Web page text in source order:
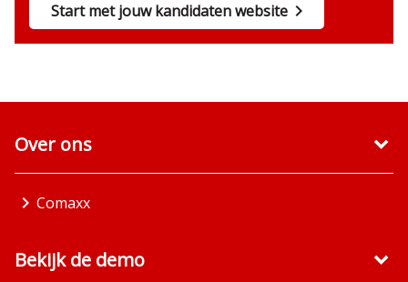
Start met jouw kandidaten website
Over ons
Comaxx
Bekijk de demo